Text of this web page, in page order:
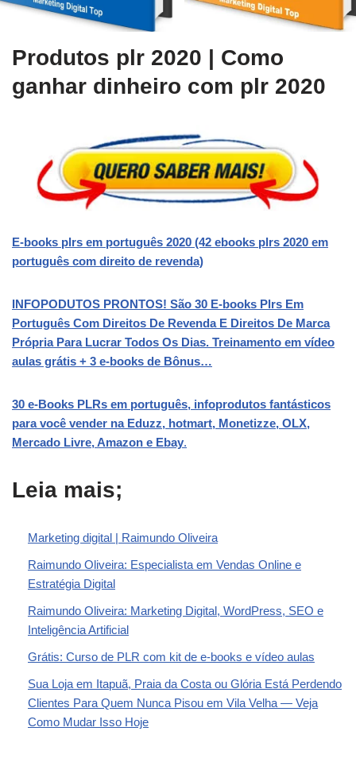
Produtos plr 2020 | Como
ganhar dinheiro com plr 2020
E-books plrs em português 2020 (42 ebooks plrs 2020 em
português com direito de revenda)
INFOPODUTOS PRONTOS! São 30 E-books Plrs Em
Português Com Direitos De Revenda E Direitos De Marca
Própria Para Lucrar Todos Os Dias. Treinamento em vídeo
aulas grátis + 3 e-books de Bônus…
30 e-Books PLRs em português, infoprodutos fantásticos
para você vender na Eduzz, hotmart, Monetizze, OLX,
Mercado Livre, Amazon e Ebay.
Leia mais;
Marketing digital | Raimundo Oliveira
Raimundo Oliveira: Especialista em Vendas Online e
Estratégia Digital
Raimundo Oliveira: Marketing Digital, WordPress, SEO e
Inteligência Artificial
Grátis: Curso de PLR com kit de e-books e vídeo aulas
Sua Loja em Itapuã, Praia da Costa ou Glória Está Perdendo
Clientes Para Quem Nunca Pisou em Vila Velha — Veja
Como Mudar Isso Hoje